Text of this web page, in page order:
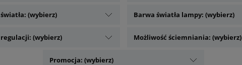
(wybierz) Barwa światła lampy: (wybierz)
(wybierz) Możliwość ściemniania: (wybierz)
Promocja: (wybierz)